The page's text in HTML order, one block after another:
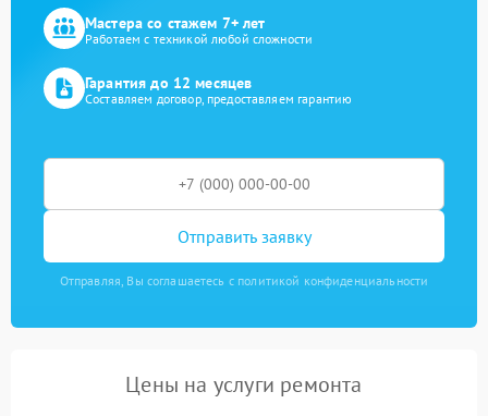
Мастера со стажем 7+ лет
Работаем с техникой любой сложности
Гарантия до 12 месяцев
Составляем договор, предоставляем гарантию
Отправить заявку
Отправляя, Вы соглашаетесь с политикой конфиденциальности
Цены на услуги ремонта